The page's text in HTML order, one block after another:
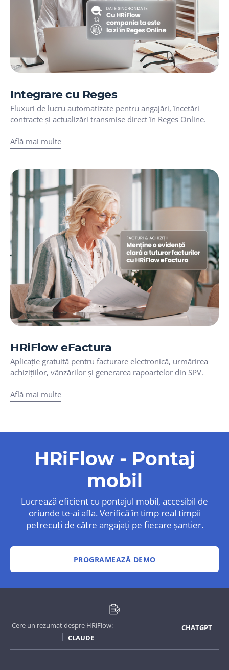
Integrare cu Reges
Fluxuri de lucru automatizate pentru angajări, încetări
contracte și actualizări transmise direct în Reges Online.
Află mai multe
HRiFlow eFactura
Aplicație gratuită pentru facturare electronică, urmărirea
achizițiilor, vânzărilor și generarea rapoartelor din SPV.
Află mai multe
HRiFlow - Pontaj
mobil
Lucrează eficient cu pontajul mobil, accesibil de
oriunde te-ai afla. Verifică în timp real timpii
petrecuți de către angajați pe fiecare șantier.
PROGRAMEAZĂ DEMO
Cere un rezumat despre HRiFlow:
CHATGPT
CLAUDE